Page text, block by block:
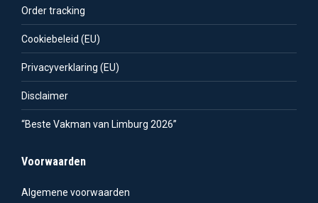
Order tracking
Cookiebeleid (EU)
Privacyverklaring (EU)
Disclaimer
“Beste Vakman van Limburg 2026”
Voorwaarden
Algemene voorwaarden